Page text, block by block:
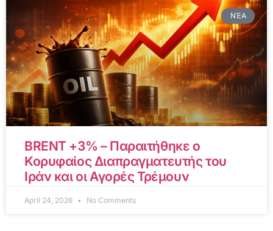
ΝΈΑ
BRENT +3% – Παραιτήθηκε ο
Κορυφαίος Διαπραγματευτής του
Ιράν και οι Αγορές Τρέμουν
April 24, 2026 No Comments